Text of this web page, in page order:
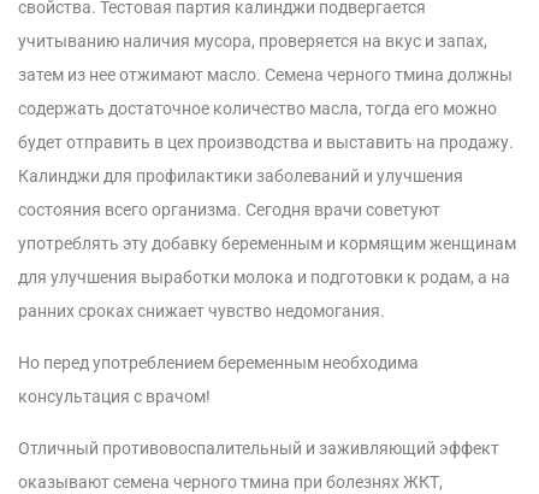
свойства. Тестовая партия калинджи подвергается
учитыванию наличия мусора, проверяется на вкус и запах,
затем из нее отжимают масло. Семена черного тмина должны
содержать достаточное количество масла, тогда его можно
будет отправить в цех производства и выставить на продажу.
Калинджи для профилактики заболеваний и улучшения
состояния всего организма. Сегодня врачи советуют
употреблять эту добавку беременным и кормящим женщинам
для улучшения выработки молока и подготовки к родам, а на
ранних сроках снижает чувство недомогания.
Но перед употреблением беременным необходима
консультация с врачом!
Отличный противовоспалительный и заживляющий эффект
оказывают семена черного тмина при болезнях ЖКТ,